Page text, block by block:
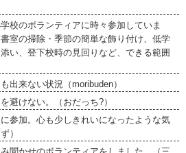
校のボランティアに時々参加していま
室の掃除・季節の簡単な飾り付け、低学
い、登下校時の見回りなど、できる範囲
出来ない状況（moribuden）
避けない。（おだっち?）
参加。心も少しきれいになったような気
）